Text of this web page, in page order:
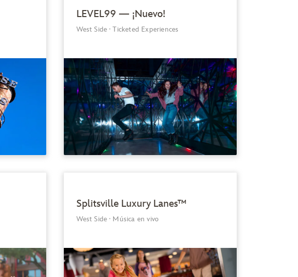
LEVEL99 — ¡Nuevo!
West Side · Ticketed Experiences
Splitsville Luxury Lanes™
West Side · Música en vivo